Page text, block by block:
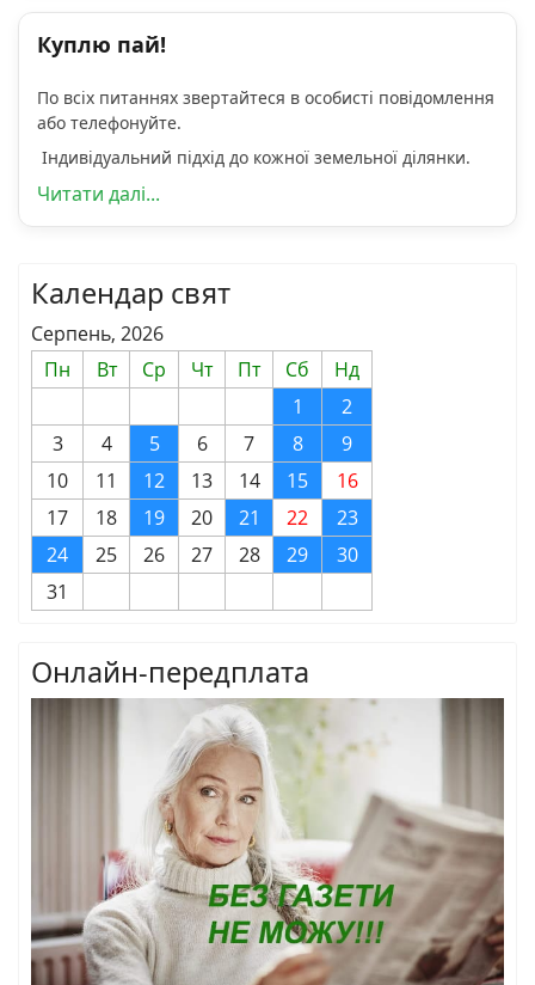
Куплю пай!
По всіх питаннях звертайтеся в особисті повідомлення
або телефонуйте.
Індивідуальний підхід до кожної земельної ділянки.
Читати далі...
Календар свят
Серпень, 2026
Пн
Вт Ср Чт Пт Сб
Нд
1
2
3
4 5 6 7 8
9
10
11 12 13 14 15
16
17
18 19 20 21 22
23
24
25 26 27 28 29
30
31
Онлайн-передплата